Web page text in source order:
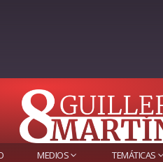
MEDIOS TEMÁTICAS